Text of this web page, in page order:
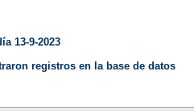
13-9-2023
registros en la base de datos